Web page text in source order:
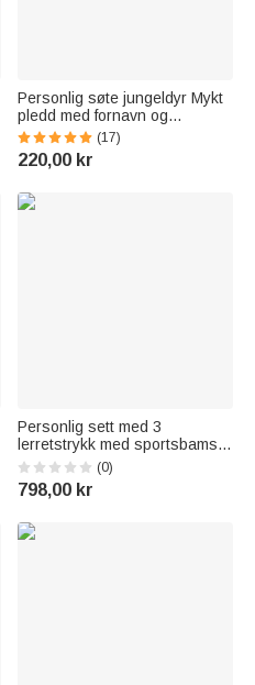
Personlig søte jungeldyr Mykt
pledd med fornavn og
etternavn
Barnehagedekorasjon
Bursdag Baby Shower Gave til
(17)
220,00 kr
Personlig sett med 3
lerretstrykk med sportsbamse
og navn som søtt
barneromsinteriør og flott
dåpsgave til nybakte foreldre
(0)
798,00 kr